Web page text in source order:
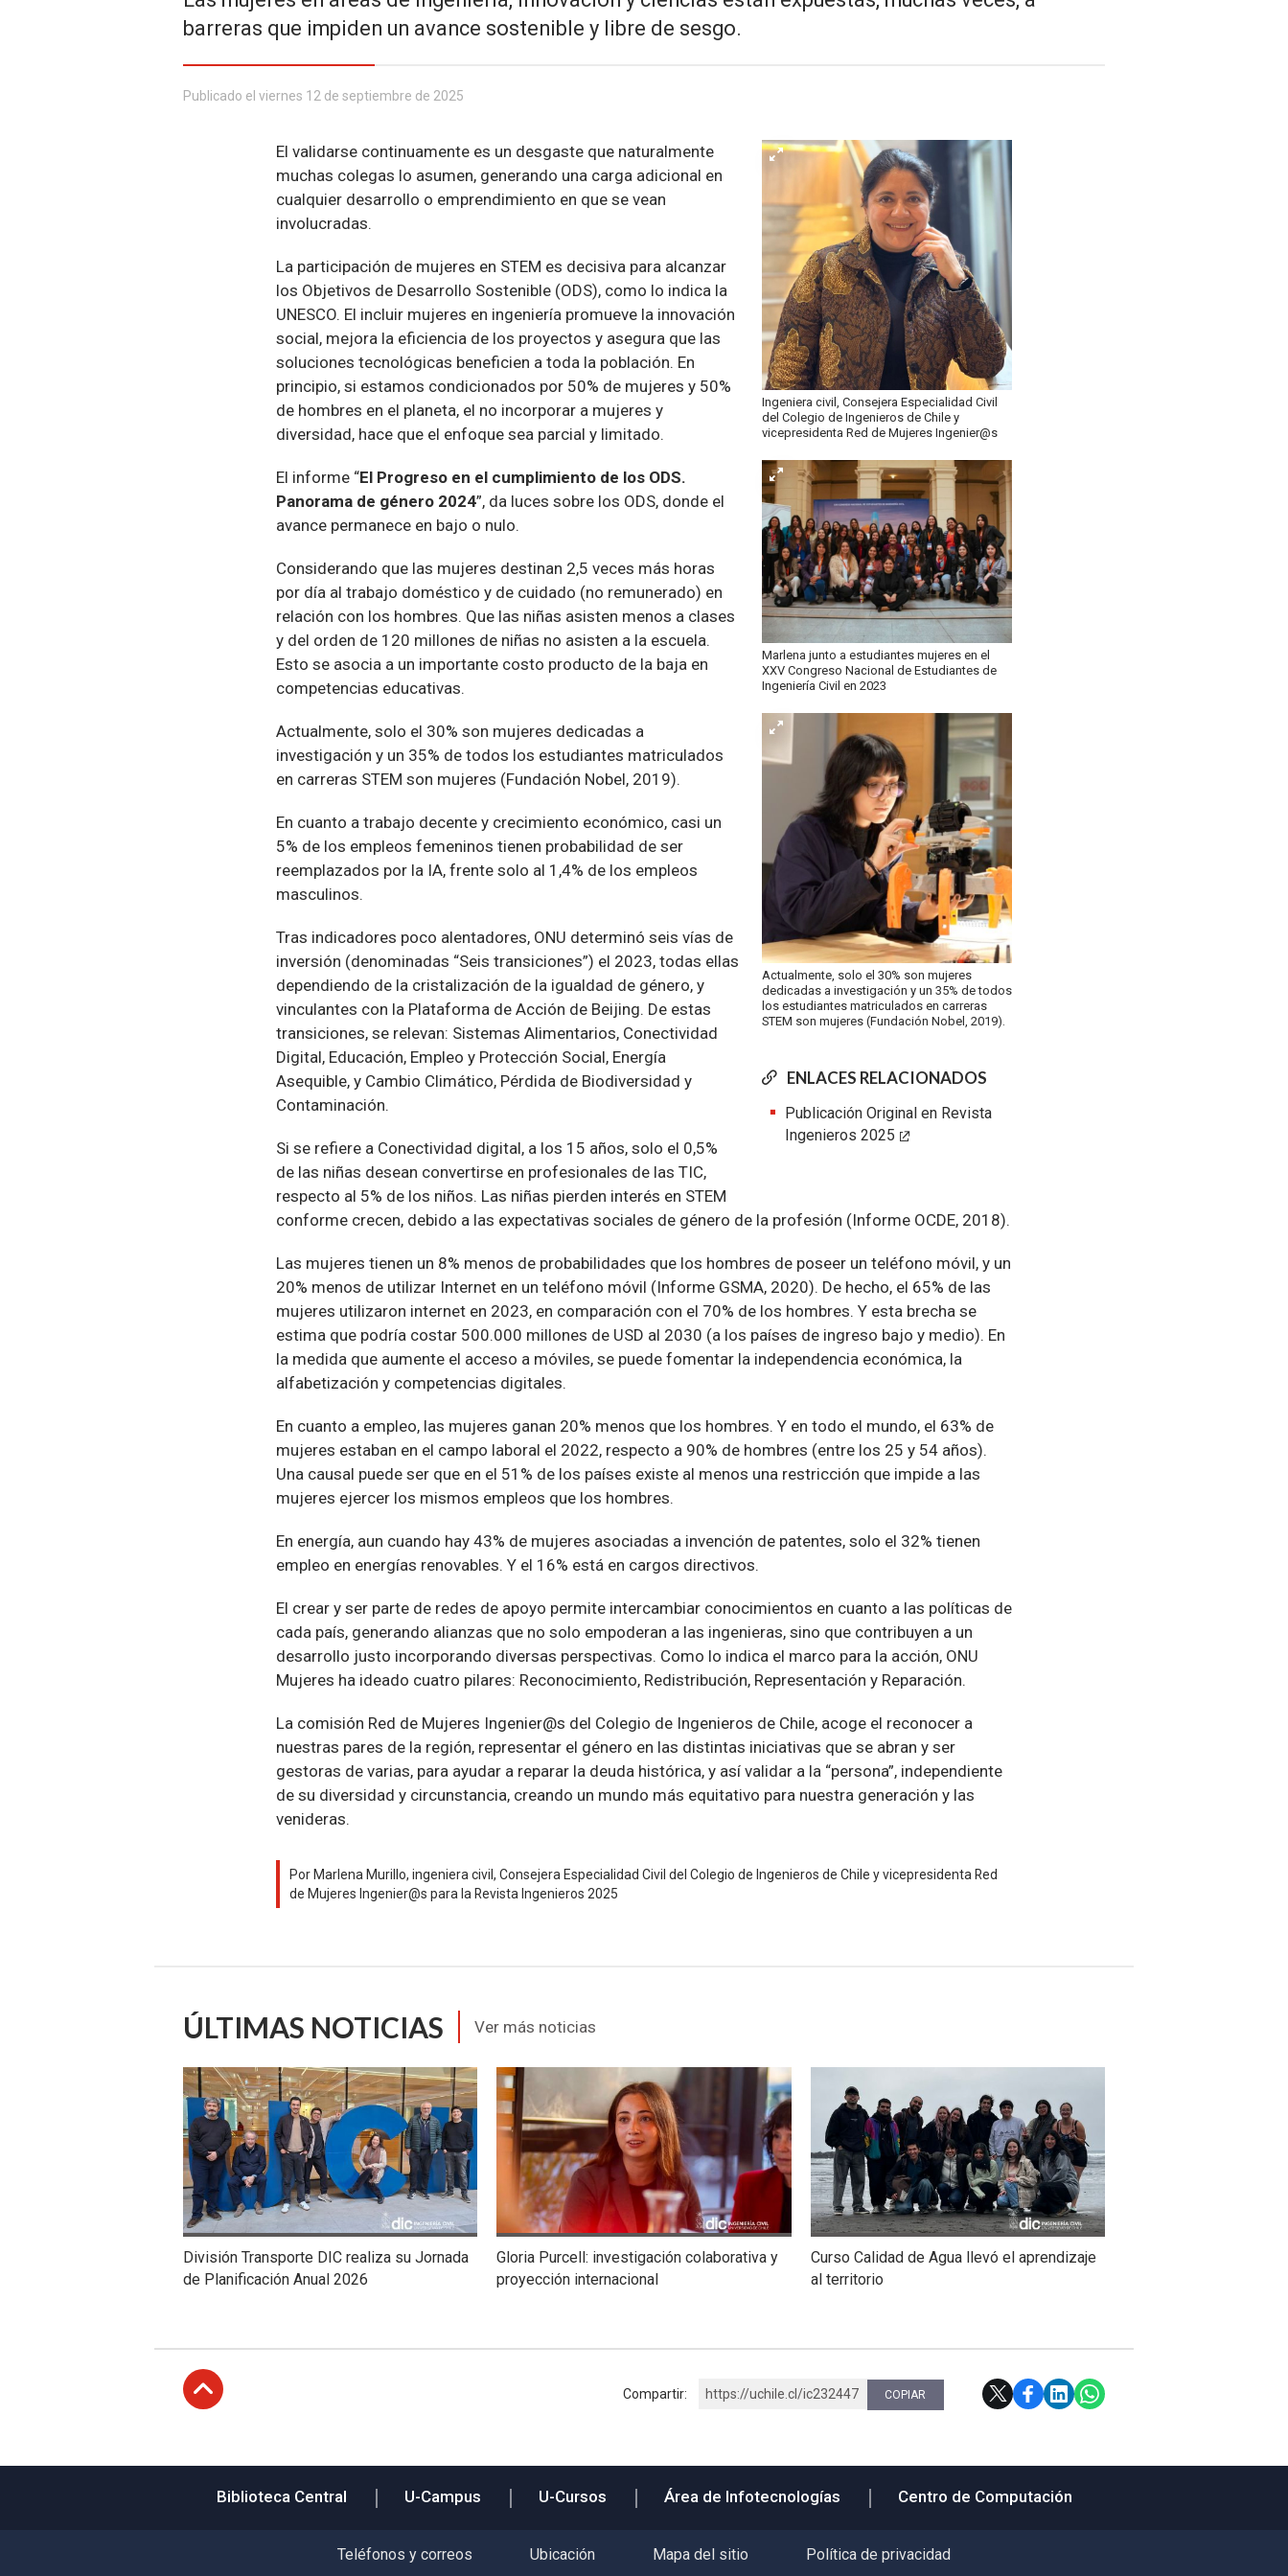
barreras que impiden un avance sostenible y libre de sesgo.
Publicado el viernes 12 de septiembre de 2025
Ingeniera civil, Consejera Especialidad Civil
del Colegio de Ingenieros de Chile y
vicepresidenta Red de Mujeres Ingenier@s
Marlena junto a estudiantes mujeres en el
XXV Congreso Nacional de Estudiantes de
Ingeniería Civil en 2023
Actualmente, solo el 30% son mujeres
dedicadas a investigación y un 35% de todos
los estudiantes matriculados en carreras
STEM son mujeres (Fundación Nobel, 2019).
ENLACES RELACIONADOS
Publicación Original en Revista
Ingenieros 2025
El validarse continuamente es un desgaste que naturalmente
muchas colegas lo asumen, generando una carga adicional en
cualquier desarrollo o emprendimiento en que se vean
involucradas.
La participación de mujeres en STEM es decisiva para alcanzar
los Objetivos de Desarrollo Sostenible (ODS), como lo indica la
UNESCO. El incluir mujeres en ingeniería promueve la innovación
social, mejora la eficiencia de los proyectos y asegura que las
soluciones tecnológicas beneficien a toda la población. En
principio, si estamos condicionados por 50% de mujeres y 50%
de hombres en el planeta, el no incorporar a mujeres y
diversidad, hace que el enfoque sea parcial y limitado.
El informe “El Progreso en el cumplimiento de los ODS.
Panorama de género 2024”, da luces sobre los ODS, donde el
avance permanece en bajo o nulo.
Considerando que las mujeres destinan 2,5 veces más horas
por día al trabajo doméstico y de cuidado (no remunerado) en
relación con los hombres. Que las niñas asisten menos a clases
y del orden de 120 millones de niñas no asisten a la escuela.
Esto se asocia a un importante costo producto de la baja en
competencias educativas.
Actualmente, solo el 30% son mujeres dedicadas a
investigación y un 35% de todos los estudiantes matriculados
en carreras STEM son mujeres (Fundación Nobel, 2019).
En cuanto a trabajo decente y crecimiento económico, casi un
5% de los empleos femeninos tienen probabilidad de ser
reemplazados por la IA, frente solo al 1,4% de los empleos
masculinos.
Tras indicadores poco alentadores, ONU determinó seis vías de
inversión (denominadas “Seis transiciones”) el 2023, todas ellas
dependiendo de la cristalización de la igualdad de género, y
vinculantes con la Plataforma de Acción de Beijing. De estas
transiciones, se relevan: Sistemas Alimentarios, Conectividad
Digital, Educación, Empleo y Protección Social, Energía
Asequible, y Cambio Climático, Pérdida de Biodiversidad y
Contaminación.
Si se refiere a Conectividad digital, a los 15 años, solo el 0,5%
de las niñas desean convertirse en profesionales de las TIC,
respecto al 5% de los niños. Las niñas pierden interés en STEM
conforme crecen, debido a las expectativas sociales de género de la profesión (Informe OCDE, 2018).
Las mujeres tienen un 8% menos de probabilidades que los hombres de poseer un teléfono móvil, y un
20% menos de utilizar Internet en un teléfono móvil (Informe GSMA, 2020). De hecho, el 65% de las
mujeres utilizaron internet en 2023, en comparación con el 70% de los hombres. Y esta brecha se
estima que podría costar 500.000 millones de USD al 2030 (a los países de ingreso bajo y medio). En
la medida que aumente el acceso a móviles, se puede fomentar la independencia económica, la
alfabetización y competencias digitales.
En cuanto a empleo, las mujeres ganan 20% menos que los hombres. Y en todo el mundo, el 63% de
mujeres estaban en el campo laboral el 2022, respecto a 90% de hombres (entre los 25 y 54 años).
Una causal puede ser que en el 51% de los países existe al menos una restricción que impide a las
mujeres ejercer los mismos empleos que los hombres.
En energía, aun cuando hay 43% de mujeres asociadas a invención de patentes, solo el 32% tienen
empleo en energías renovables. Y el 16% está en cargos directivos.
El crear y ser parte de redes de apoyo permite intercambiar conocimientos en cuanto a las políticas de
cada país, generando alianzas que no solo empoderan a las ingenieras, sino que contribuyen a un
desarrollo justo incorporando diversas perspectivas. Como lo indica el marco para la acción, ONU
Mujeres ha ideado cuatro pilares: Reconocimiento, Redistribución, Representación y Reparación.
La comisión Red de Mujeres Ingenier@s del Colegio de Ingenieros de Chile, acoge el reconocer a
nuestras pares de la región, representar el género en las distintas iniciativas que se abran y ser
gestoras de varias, para ayudar a reparar la deuda histórica, y así validar a la “persona”, independiente
de su diversidad y circunstancia, creando un mundo más equitativo para nuestra generación y las
venideras.
Por Marlena Murillo, ingeniera civil, Consejera Especialidad Civil del Colegio de Ingenieros de Chile y vicepresidenta Red
de Mujeres Ingenier@s para la Revista Ingenieros 2025
ÚLTIMAS NOTICIAS Ver más noticias
División Transporte DIC realiza su Jornada
de Planificación Anual 2026
Gloria Purcell: investigación colaborativa y
proyección internacional
Curso Calidad de Agua llevó el aprendizaje
al territorio
Compartir: https://uchile.cl/ic232447 COPIAR
Biblioteca Central U-Campus U-Cursos Área de Infotecnologías Centro de Computación
Teléfonos y correos Ubicación Mapa del sitio Política de privacidad